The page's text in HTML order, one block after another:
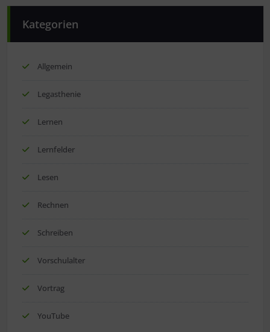
Kategorien
Allgemein
Legasthenie
Lernen
Lernfelder
Lesen
Rechnen
Schreiben
Vorschulalter
Vortrag
YouTube